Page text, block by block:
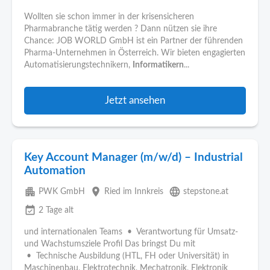
Wollten sie schon immer in der krisensicheren
Pharmabranche tätig werden ? Dann nützen sie ihre
Chance: JOB WORLD GmbH ist ein Partner der führenden
Pharma-Unternehmen in Österreich. Wir bieten engagierten
Automatisierungstechnikern,
Informatikern...
Jetzt ansehen
Key Account Manager (m/w/d) – Industrial
Automation
apartment PWK GmbH place Ried im Innkreis language stepstone.at
event_available 2 Tage alt
und internationalen Teams • Verantwortung für Umsatz-
und Wachstumsziele Profil Das bringst Du mit
• Technische Ausbildung (HTL, FH oder Universität) in
Maschinenbau, Elektrotechnik, Mechatronik, Elektronik